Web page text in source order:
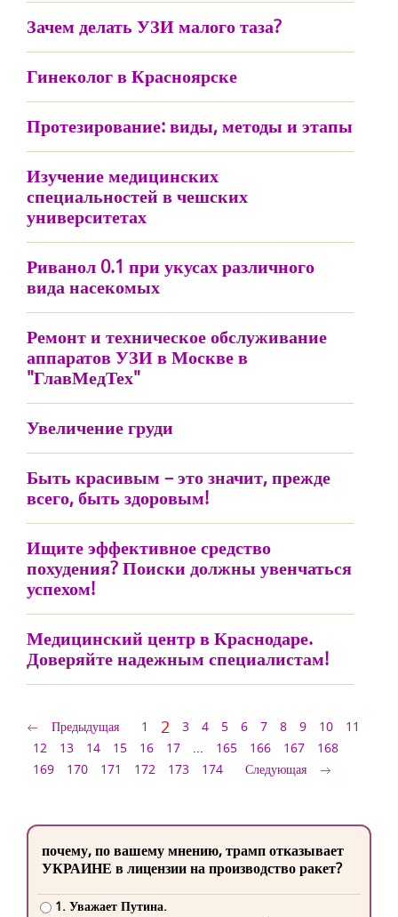
Зачем делать УЗИ малого таза?
Гинеколог в Красноярске
Протезирование: виды, методы и этапы
Изучение медицинских
специальностей в чешских
университетах
Риванол 0.1 при укусах различного
вида насекомых
Ремонт и техническое обслуживание
аппаратов УЗИ в Москве в
"ГлавМедТех"
Увеличение груди
Быть красивым – это значит, прежде
всего, быть здоровым!
Ищите эффективное средство
похудения? Поиски должны увенчаться
успехом!
Медицинский центр в Краснодаре.
Доверяйте надежным специалистам!
Предыдущая 1 2 3 4 5 6 7 8 9 10
11
12
13 14 15 16 17 ... 165 166 167
168
169
170 171 172 173 174 Следующая
почему, по вашему мнению, трамп отказывает
УКРАИНЕ в лицензии на производство ракет?
1. Уважает Путина.